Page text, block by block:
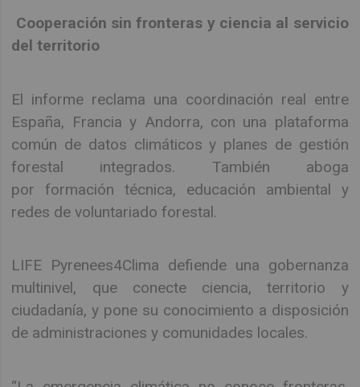
Cooperación sin fronteras y ciencia al servicio
del territorio
El informe reclama una coordinación real entre
España, Francia y Andorra, con una plataforma
común de datos climáticos y planes de gestión
forestal integrados. También aboga
por formación técnica, educación ambiental y
redes de voluntariado forestal.
LIFE Pyrenees4Clima defiende una gobernanza
multinivel, que conecte ciencia, territorio y
ciudadanía, y pone su conocimiento a disposición
de administraciones y comunidades locales.